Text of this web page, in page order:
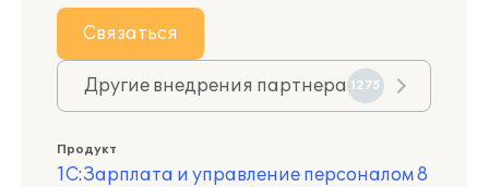
Связаться
Другие внедрения партнера 1275
Продукт
1С:Зарплата и управление персоналом 8